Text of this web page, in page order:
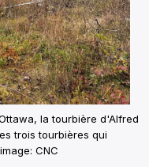
la tourbière d'Alfred
trois tourbières qui
CNC